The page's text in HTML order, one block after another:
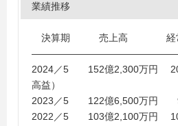
業績推移
決算期 売上高 経常
2024／5 152億2,300万円 20
高益）
2023／5 122億6,500万円 9
2022／5 103億2,100万円 10